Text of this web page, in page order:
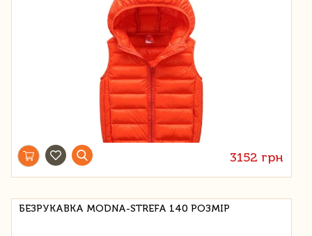
3152 грн
БЕЗРУКАВКА MODNA-STREFA 140 РОЗМІР